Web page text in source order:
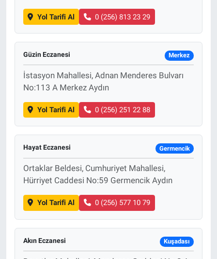
Yol Tarifi Al 0 (256) 813 23 29
Güzin Eczanesi Merkez
İstasyon Mahallesi, Adnan Menderes Bulvarı
No:113 A Merkez Aydın
Yol Tarifi Al 0 (256) 251 22 88
Hayat Eczanesi Germencik
Ortaklar Beldesi, Cumhuriyet Mahallesi,
Hürriyet Caddesi No:59 Germencik Aydın
Yol Tarifi Al 0 (256) 577 10 79
Akın Eczanesi Kuşadası